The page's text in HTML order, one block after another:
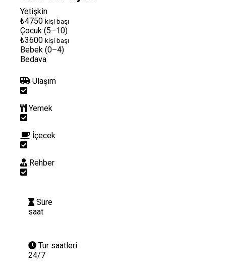
Yetişkin
₺4750 kişi başı
Çocuk (5–10)
₺3600 kişi başı
Bebek (0–4)
Bedava
Ulaşım
Yemek
İçecek
Rehber
Süre
saat
Tur saatleri
24/7